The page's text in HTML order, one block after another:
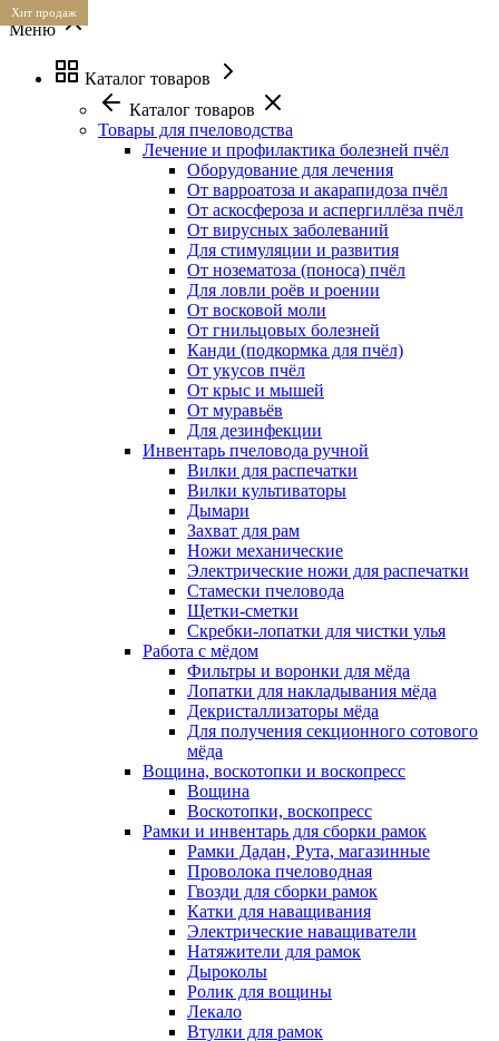
Меню
Каталог товаров
Каталог товаров
Товары для пчеловодства
Лечение и профилактика болезней пчёл
Оборудование для лечения
От варроатоза и акарапидоза пчёл
От аскосфероза и аспергиллёза пчёл
От вирусных заболеваний
Для стимуляции и развития
От нозематоза (поноса) пчёл
Для ловли роёв и роении
От восковой моли
От гнильцовых болезней
Канди (подкормка для пчёл)
От укусов пчёл
От крыс и мышей
От муравьёв
Для дезинфекции
Инвентарь пчеловода ручной
Вилки для распечатки
Вилки культиваторы
Дымари
Захват для рам
Ножи механические
Электрические ножи для распечатки
Стамески пчеловода
Щетки-сметки
Скребки-лопатки для чистки улья
Работа с мёдом
Фильтры и воронки для мёда
Лопатки для накладывания мёда
Декристаллизаторы мёда
Для получения секционного сотового
мёда
Вощина, воскотопки и воскопресс
Вощина
Воскотопки, воскопресс
Рамки и инвентарь для сборки рамок
Рамки Дадан, Рута, магазинные
Проволока пчеловодная
Гвозди для сборки рамок
Катки для наващивания
Электрические наващиватели
Натяжители для рамок
Дыроколы
Ролик для вощины
Лекало
Втулки для рамок
Хит продаж